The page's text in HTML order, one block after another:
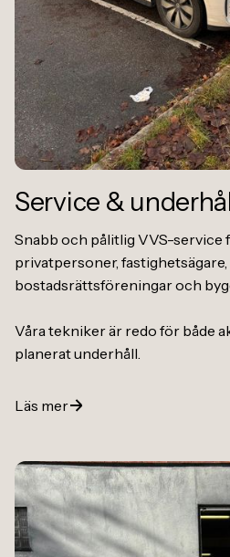
Service &
Snabb och pålitlig VVS-service
privatpersoner,
bostadsrättsföreningar och
Våra tekniker är redo för både
planerat underhåll.
Läs mer